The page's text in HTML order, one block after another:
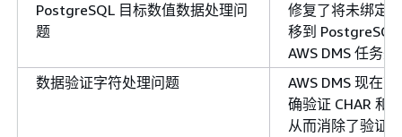
PostgreSQL 目标数值数据处理问
题
修复了将未绑定
移到
AWS DMS 任务
数据验证字符处理问题
AWS DMS 现在
确验证 CHAR 和
从而消除了验证